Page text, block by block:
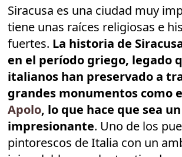
Siracusa es una ciudad muy
tiene unas raíces religiosas e
fuertes. La historia de
en el período griego, legado
italianos han preservado a
grandes monumentos como
Apolo, lo que hace que sea
impresionante. Uno de los
pintorescos de Italia con un